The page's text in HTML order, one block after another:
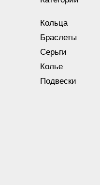
Кольца
Браслеты
Серьги
Колье
Подвески